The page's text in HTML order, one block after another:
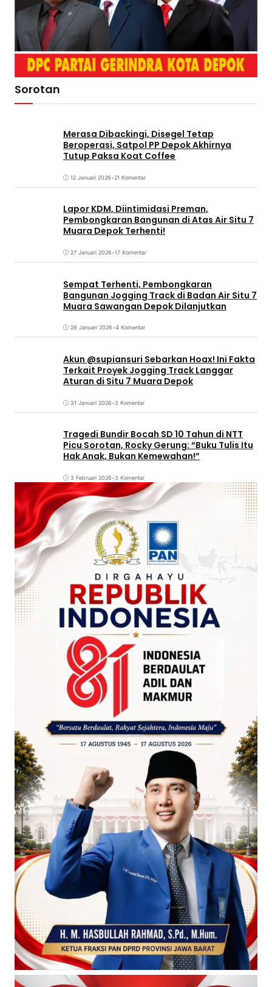
Sorotan
Merasa Dibackingi, Disegel Tetap
Beroperasi, Satpol PP Depok Akhirnya
Tutup Paksa Koat Coffee
12 Januari 2026•21 Komentar
Lapor KDM, Diintimidasi Preman,
Pembongkaran Bangunan di Atas Air Situ 7
Muara Depok Terhenti!
27 Januari 2026•17 Komentar
Sempat Terhenti, Pembongkaran
Bangunan Jogging Track di Badan Air Situ 7
Muara Sawangan Depok Dilanjutkan
28 Januari 2026•4 Komentar
Akun @supiansuri Sebarkan Hoax! Ini Fakta
Terkait Proyek Jogging Track Langgar
Aturan di Situ 7 Muara Depok
31 Januari 2026•3 Komentar
Tragedi Bundir Bocah SD 10 Tahun di NTT
Picu Sorotan, Rocky Gerung: “Buku Tulis Itu
Hak Anak, Bukan Kemewahan!”
3 Februari 2026•3 Komentar